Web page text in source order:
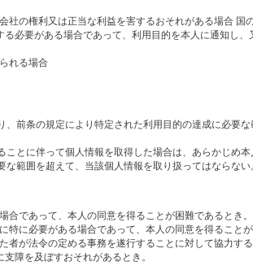
社の権利又は正当な利益を害するおそれがある場合 国
必要がある場合であって、利用目的を本人に通知し、
れる場合
前条の規定により特定された利用目的の達成に必要
とに伴って個人情報を取得した場合は、あらかじめ
範囲を超えて、当該個人情報を取り扱ってはならない
であって、本人の同意を得ることが困難であるとき。
に必要がある場合であって、本人の同意を得ることが
者が法令の定める事務を遂行することに対して協力す
障を及ぼすおそれがあるとき。